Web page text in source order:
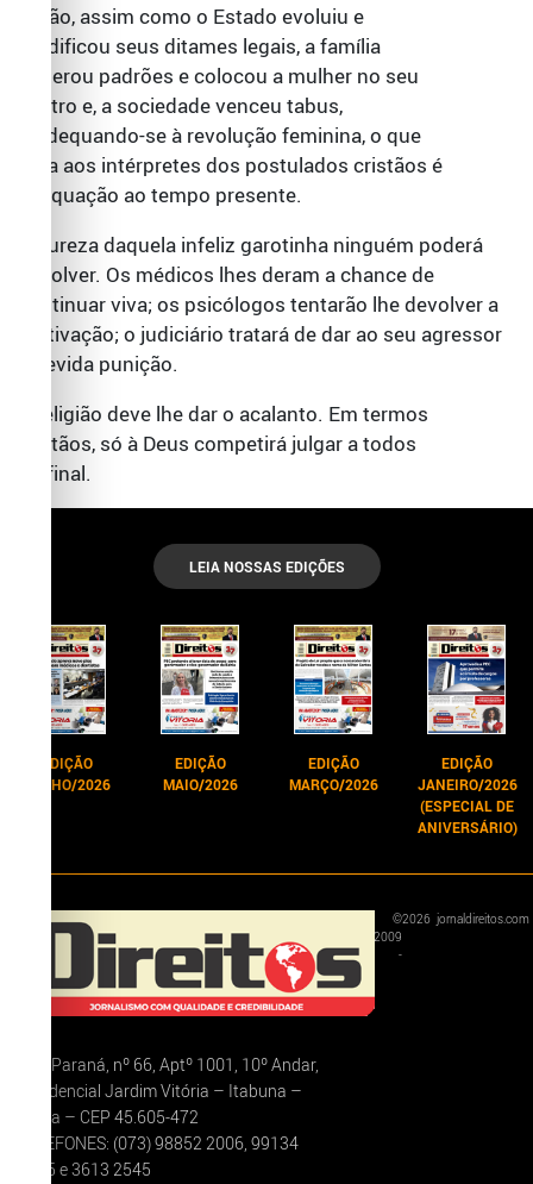
Então, assim como o Estado evoluiu e
modificou seus ditames legais, a família
superou padrões e colocou a mulher no seu
centro e, a sociedade venceu tabus,
readequando-se à revolução feminina, o que
falta aos intérpretes dos postulados cristãos é
adequação ao tempo presente.
A pureza daquela infeliz garotinha ninguém poderá
devolver. Os médicos lhes deram a chance de
continuar viva; os psicólogos tentarão lhe devolver a
motivação; o judiciário tratará de dar ao seu agressor
a devida punição.
A religião deve lhe dar o acalanto. Em termos
cristãos, só à Deus competirá julgar a todos
no final.
LEIA NOSSAS EDIÇÕES
EDIÇÃO
JUNHO/2026
EDIÇÃO
MAIO/2026
EDIÇÃO
MARÇO/2026
EDIÇÃO
JANEIRO/2026
(ESPECIAL DE
ANIVERSÁRIO)
Rua Paraná, nº 66, Aptº 1001, 10º Andar,
Residencial Jardim Vitória – Itabuna –
Bahia – CEP 45.605-472
TELEFONES: (073) 98852 2006, 99134
5375 e 3613 2545
©
2009
-
2026 jornaldireitos.com